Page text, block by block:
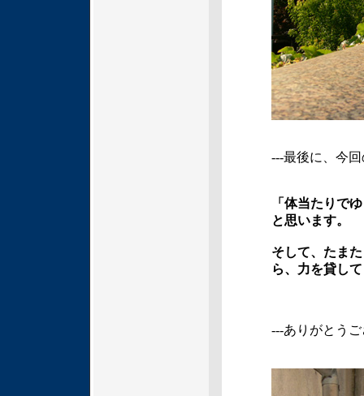
---最後に、今
「体当たりで
と思います。
そして、たま
ら、力を貸し
---ありがとう